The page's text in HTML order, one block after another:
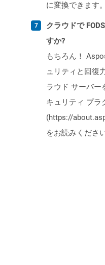
に変換できます。
クラウドで
すか?
もちろん！
ュリティと回復
ラウド サーバー
キュリティ プラ
(https://
をお読みください